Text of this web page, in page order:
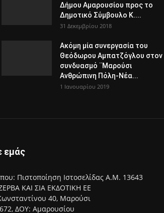
Δήμου Αμαρουσίου προς το
Δημοτικό Σύμβουλο Κ....
31 Δεκεμβρίου 2018
Ακόμη μία συνεργασία του
Θεόδωρου Αμπατζόγλου στον
συνδυασμό ¨Μαρούσι
Ανθρώπινη Πόλη-Νέα...
1 Ιανουαρίου 2019
εμάς
Πιστοποίηση Ιστοσελίδας Α.Μ. 13643
ΚΑΙ ΣΙΑ ΕΚΔΟΤΙΚΗ ΕΕ
40, Μαρούσι
ΔΟΥ: Αμαρουσίου